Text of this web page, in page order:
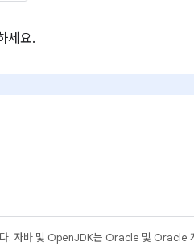
세요.
. 자바 및 OpenJDK는 Oracle 및 Oracle